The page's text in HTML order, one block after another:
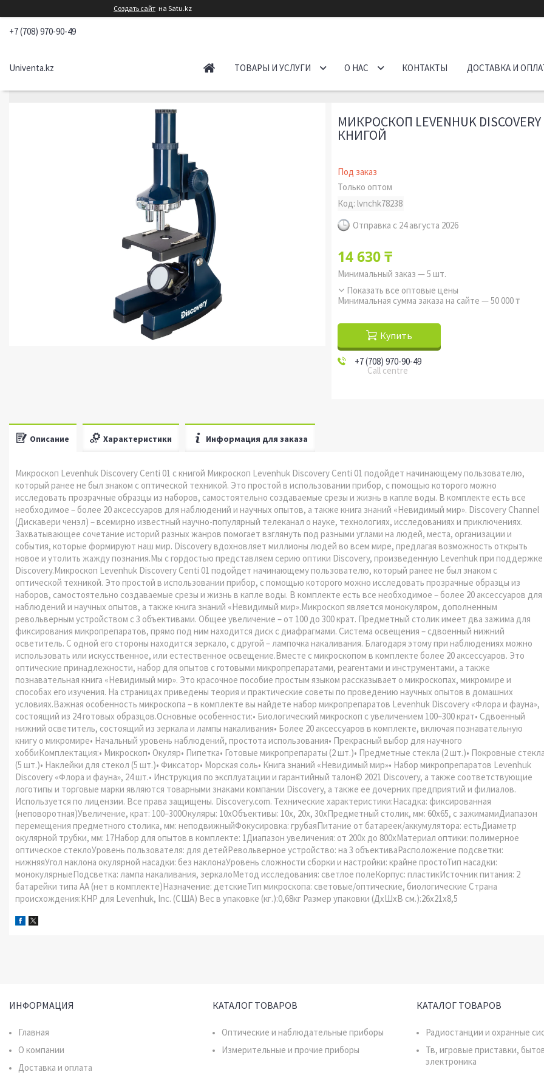
Создать сайт на Satu.kz
+7 (708) 970-90-49
Univenta.kz ТОВАРЫ И УСЛУГИ О НАС КОНТАКТЫ ДОСТАВКА И
МИКРОСКОП LEVENHUK DISCOVERY
КНИГОЙ
Под заказ
Только оптом
Код:lvnchk78238
Отправка с 24 августа 2026
14 630 ₸
Минимальный заказ — 5 шт.
Показать все оптовые цены
Минимальная сумма заказа на сайте — 50 000 ₸
Купить
+7 (708) 970-90-49
Call centre
Описание Характеристики Информация для заказа
Микроскоп Levenhuk Discovery Centi 01 с книгой Микроскоп Levenhuk Discovery Centi 01 подойдет начинающему пользователю,
который ранее не был знаком с оптической техникой. Это простой в использовании прибор, с помощью которого можно
исследовать прозрачные образцы из наборов, самостоятельно создаваемые срезы и жизнь в капле воды. В комплекте есть все
необходимое – более 20 аксессуаров для наблюдений и научных опытов, а также книга знаний «Невидимый мир». Discovery Channel
(Дискавери ченэл) – всемирно известный научно-популярный телеканал о науке, технологиях, исследованиях и приключениях.
Захватывающее сочетание историй разных жанров помогает взглянуть под разными углами на людей, места, организации и
события, которые формируют наш мир. Discovery вдохновляет миллионы людей во всем мире, предлагая возможность открыть
новое и утолить жажду познания.Мы с гордостью представляем серию оптики Discovery, произведенную Levenhuk при поддержке
Discovery.Микроскоп Levenhuk Discovery Centi 01 подойдет начинающему пользователю, который ранее не был знаком с
оптической техникой. Это простой в использовании прибор, с помощью которого можно исследовать прозрачные образцы из
наборов, самостоятельно создаваемые срезы и жизнь в капле воды. В комплекте есть все необходимое – более 20 аксессуаров для
наблюдений и научных опытов, а также книга знаний «Невидимый мир».Микроскоп является монокуляром, дополненным
револьверным устройством с 3 объективами. Общее увеличение – от 100 до 300 крат. Предметный столик имеет два зажима для
фиксирования микропрепаратов, прямо под ним находится диск с диафрагмами. Система освещения – сдвоенный нижний
осветитель. С одной его стороны находится зеркало, с другой – лампочка накаливания. Благодаря этому при наблюдениях можно
использовать или искусственное, или естественное освещение.Вместе с микроскопом в комплекте более 20 аксессуаров. Это
оптические принадлежности, набор для опытов с готовыми микропрепаратами, реагентами и инструментами, а также
познавательная книга «Невидимый мир». Это красочное пособие простым языком рассказывает о микроскопах, микромире и
способах его изучения. На страницах приведены теория и практические советы по проведению научных опытов в домашних
условиях.Важная особенность микроскопа – в комплекте вы найдете набор микропрепаратов Levenhuk Discovery «Флора и фауна»,
состоящий из 24 готовых образцов.Основные особенности:• Биологический микроскоп с увеличением 100–300 крат• Сдвоенный
нижний осветитель, состоящий из зеркала и лампы накаливания• Более 20 аксессуаров в комплекте, включая познавательную
книгу о микромире• Начальный уровень наблюдений, простота использования• Прекрасный выбор для научного
хоббиКомплектация:• Микроскоп• Окуляр• Пипетка• Готовые микропрепараты (2 шт.)• Предметные стекла (2 шт.)• Покровные
(5 шт.)• Наклейки для стекол (5 шт.)• Фиксатор• Морская соль• Книга знаний «Невидимый мир»• Набор микропрепаратов Levenhuk
Discovery «Флора и фауна», 24 шт.• Инструкция по эксплуатации и гарантийный талон© 2021 Discovery, а также соответствующие
логотипы и торговые марки являются товарными знаками компании Discovery, а также ее дочерних предприятий и филиалов.
Используется по лицензии. Все права защищены. Discovery.com. Технические характеристики:Насадка: фиксированная
(неповоротная)Увеличение, крат: 100–300Окуляры: 10хОбъективы: 10х, 20х, 30хПредметный столик, мм: 60x65, с зажимамиДиапазон
перемещения предметного столика, мм: неподвижныйФокусировка: грубаяПитание от батареек/аккумулятора: естьДиаметр
окулярной трубки, мм: 17Набор для опытов в комплекте: 1Диапазон увеличения: от 200х до 800хМатериал оптики: полимерное
оптическое стеклоУровень пользователя: для детейРевольверное устройство: на 3 объективаРасположение подсветки:
нижняяУгол наклона окулярной насадки: без наклонаУровень сложности сборки и настройки: крайне простоТип насадки:
монокулярныеПодсветка: лампа накаливания, зеркалоМетод исследования: светлое полеКорпус: пластикИсточник питания: 2
батарейки типа АА (нет в комплекте)Назначение: детскиеТип микроскопа: световые/оптические, биологические Страна
происхождения:КНР для Levenhuk, Inc. (США) Вес в упаковке (кг.):0,68кг Размер упаковки (ДхШхВ см.):26x21x8,5
ИНФОРМАЦИЯ
Главная
О компании
Доставка и оплата
КАТАЛОГ ТОВАРОВ
Оптические и наблюдательные приборы
Измерительные и прочие приборы
КАТАЛОГ ТОВАРОВ
Радиостанции и охранные
Тв, игровые приставки,
электроника